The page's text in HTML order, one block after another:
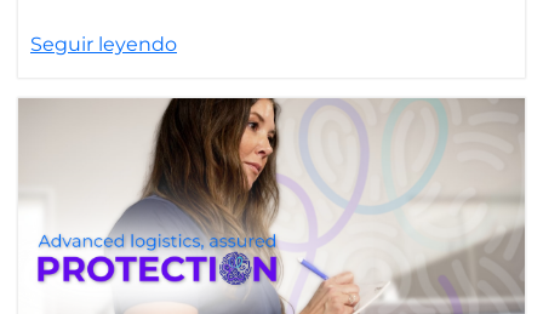
Seguir leyendo